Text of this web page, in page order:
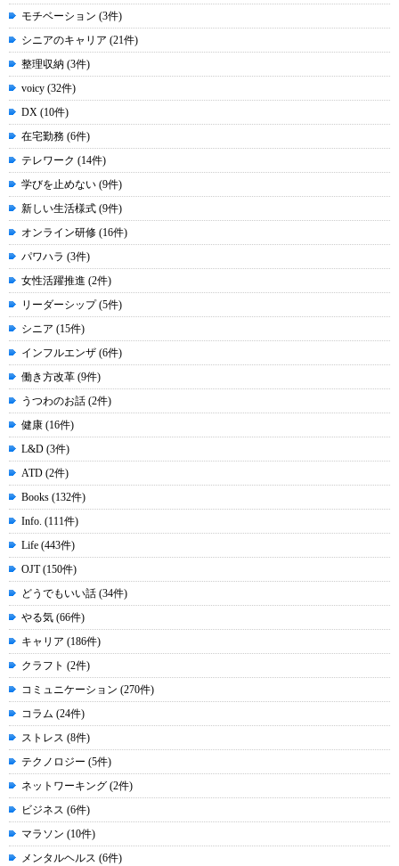
モチベーション (3件)
シニアのキャリア (21件)
整理収納 (3件)
voicy (32件)
DX (10件)
在宅勤務 (6件)
テレワーク (14件)
学びを止めない (9件)
新しい生活様式 (9件)
オンライン研修 (16件)
パワハラ (3件)
女性活躍推進 (2件)
リーダーシップ (5件)
シニア (15件)
インフルエンザ (6件)
働き方改革 (9件)
うつわのお話 (2件)
健康 (16件)
L&D (3件)
ATD (2件)
Books (132件)
Info. (111件)
Life (443件)
OJT (150件)
どうでもいい話 (34件)
やる気 (66件)
キャリア (186件)
クラフト (2件)
コミュニケーション (270件)
コラム (24件)
ストレス (8件)
テクノロジー (5件)
ネットワーキング (2件)
ビジネス (6件)
マラソン (10件)
メンタルヘルス (6件)